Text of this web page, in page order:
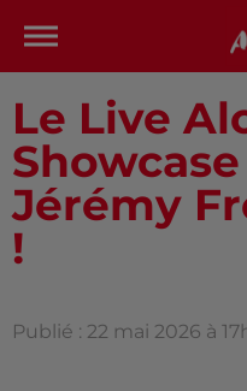
Le Live
Jérémy
!
Publié : 22 mai 2026 à